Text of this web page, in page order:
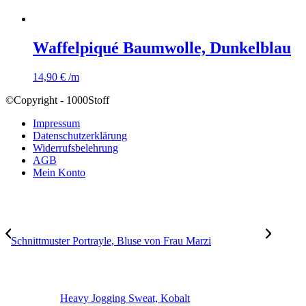
Waffelpiqué Baumwolle, Dunkelblau
14,90 € /m
©Copyright - 1000Stoff
Impressum
Datenschutzerklärung
Widerrufsbelehrung
AGB
Mein Konto
Schnittmuster Portrayle, Bluse von Frau Marzi
Heavy Jogging Sweat, Kobalt